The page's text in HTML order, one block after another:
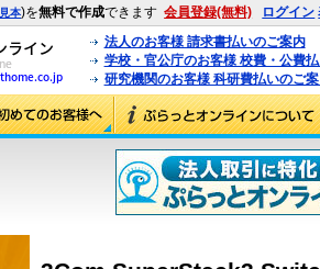
見本)を無料で作成できます 会員登録(無料) ログイン
法人のお客様 請求書払いのご案内
学校・官公庁のお客様 校費・公費
研究機関のお客様 科研費払いのご